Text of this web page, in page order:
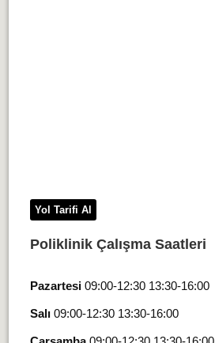
Yol Tarifi Al
Poliklinik Çalışma Saatleri
Pazartesi09:00-12:30 13:30-16:00
Salı09:00-12:30 13:30-16:00